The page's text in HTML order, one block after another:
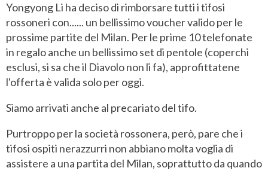
Yongyong Li ha deciso di rimborsare tutti i tifosi
rossoneri con...... un bellissimo voucher valido per le
prossime partite del Milan. Per le prime 10 telefonate
in regalo anche un bellissimo set di pentole (coperchi
esclusi, si sa che il Diavolo non li fa), approfittatene
l'offerta è valida solo per oggi.
Siamo arrivati anche al precariato del tifo.
Purtroppo per la società rossonera, però, pare che i
tifosi ospiti nerazzurri non abbiano molta voglia di
assistere a una partita del Milan, soprattutto da quando